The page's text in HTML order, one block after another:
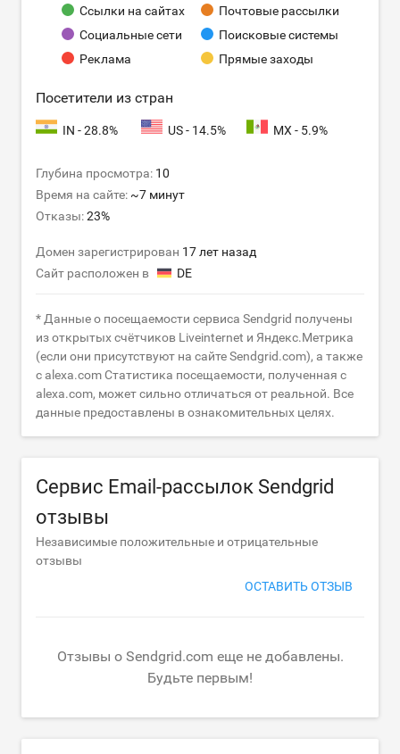
Ссылки на сайтах
Почтовые рассылки
Социальные сети
Поисковые системы
Реклама
Прямые заходы
Посетители из стран
IN - 28.8% US - 14.5% MX - 5.9%
Глубина просмотра: 10
Время на сайте: ~7 минут
Отказы:23%
Домен зарегистрирован 17 лет назад
Сайт расположен в
DE
* Данные о посещаемости сервиса Sendgrid получены
из открытых счётчиков Liveinternet и Яндекс.Метрика
(если они присутствуют на сайте Sendgrid.com), а также
с alexa.com Статистика посещаемости, полученная с
alexa.com, может сильно отличаться от реальной. Все
данные предоставлены в ознакомительных целях.
Сервис Email-рассылок Sendgrid
отзывы
Независимые положительные и отрицательные
отзывы
ОСТАВИТЬ ОТЗЫВ
Отзывы о Sendgrid.com еще не добавлены.
Будьте первым!